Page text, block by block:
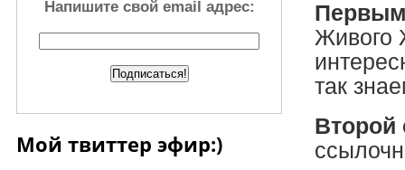
Живого
так
Второй
Напишите свой email адрес:
Мой твиттер эфир:)